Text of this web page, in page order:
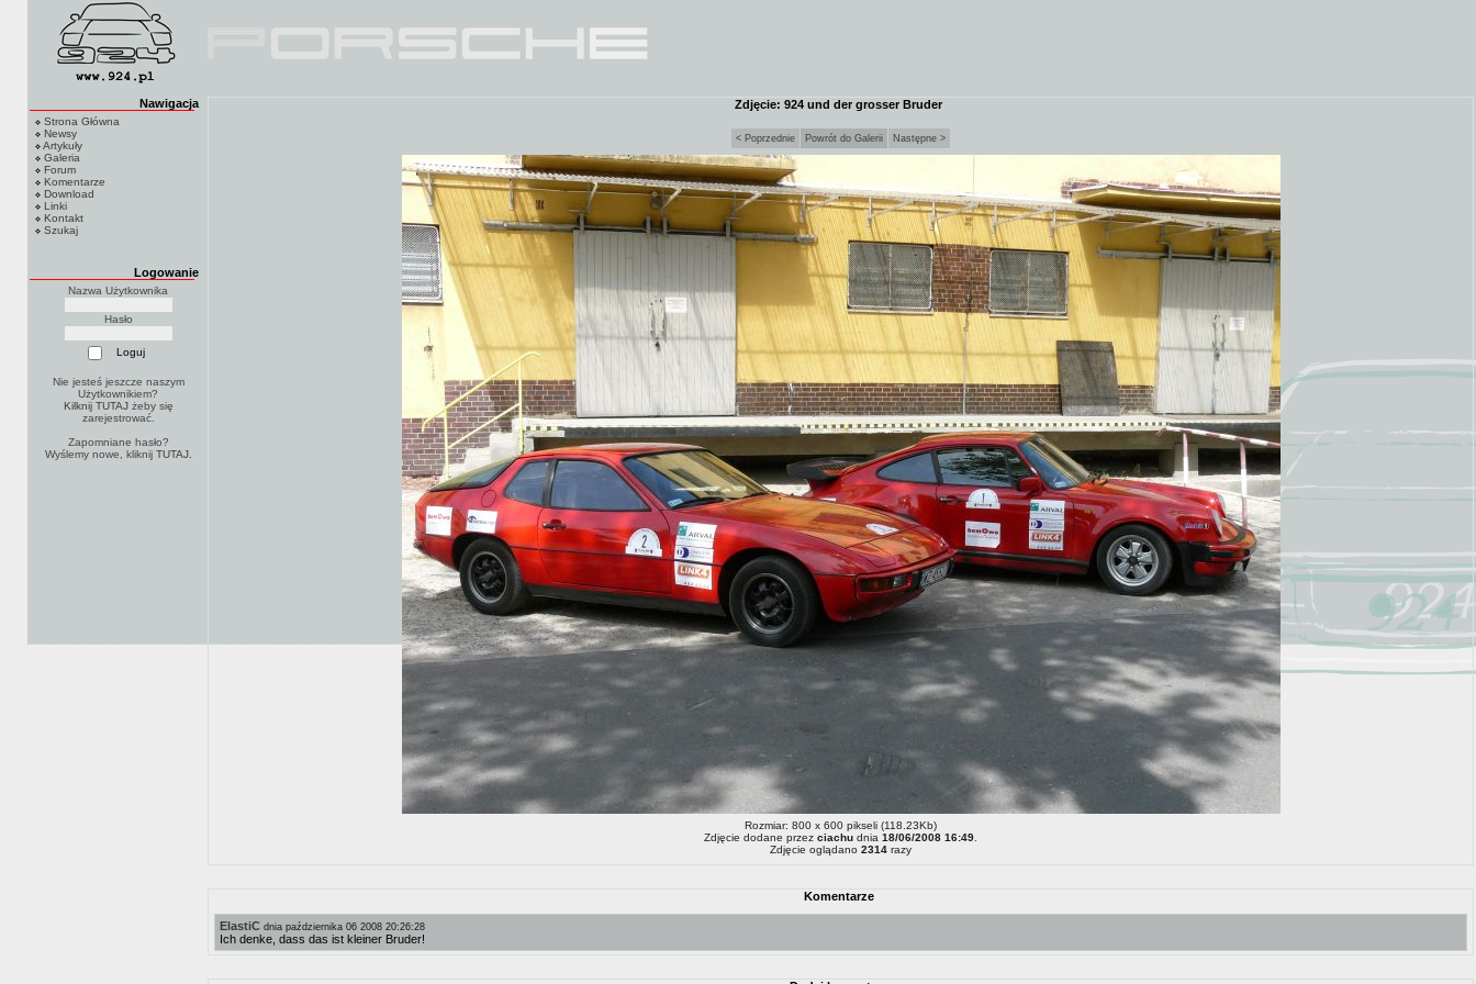
Nawigacja
Strona Główna
Newsy
Artykuły
Galeria
Forum
Komentarze
Download
Linki
Kontakt
Szukaj
Logowanie
Nazwa Użytkownika
Hasło
Nie jesteś jeszcze naszym
Użytkownikiem?
Kilknij TUTAJżeby się
zarejestrować.
Zapomniane hasło?
Wyślemy nowe, kliknij TUTAJ.
Zdjęcie: 924 und der grosser Bruder
< Poprzednie Powrót do Galerii Następne >
Rozmiar: 800 x 600 pikseli (118.23Kb)
Zdjęcie dodane przez ciachu dnia 18/06/2008 16:49
Zdjęcie oglądano 2314 razy
Komentarze
ElastiC dnia października 06 2008 20:26:28
Ich denke, dass das ist kleiner Bruder!